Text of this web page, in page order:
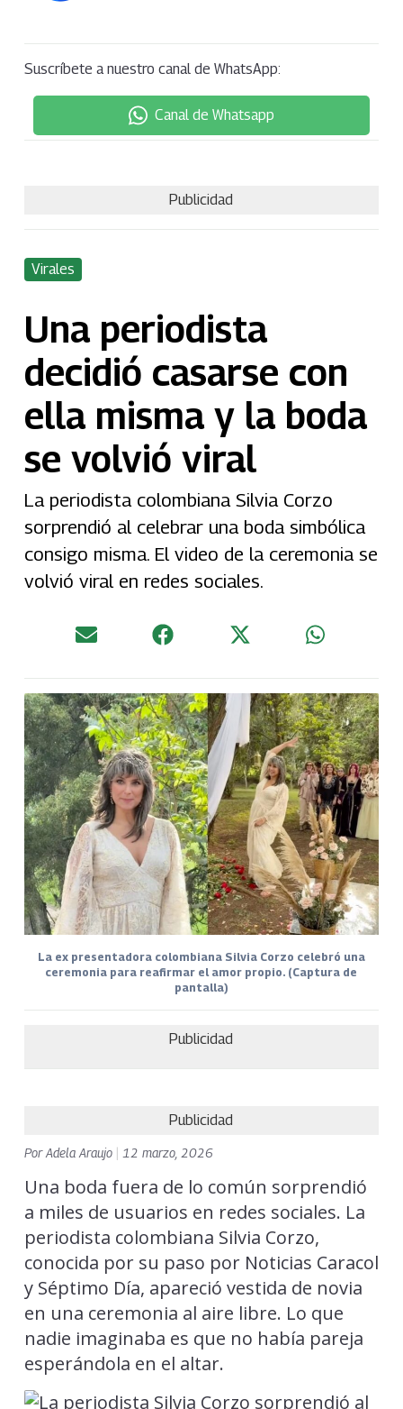
Suscríbete a nuestro canal de WhatsApp:
Canal de Whatsapp
Publicidad
Virales
Una periodista
decidió casarse con
ella misma y la boda
se volvió viral
La periodista colombiana Silvia Corzo
sorprendió al celebrar una boda simbólica
consigo misma. El video de la ceremonia se
volvió viral en redes sociales.
La ex presentadora colombiana Silvia Corzo celebró una
ceremonia para reafirmar el amor propio. (Captura de
pantalla)
Publicidad
Publicidad
PorAdela Araujo 12 marzo, 2026
Una boda fuera de lo común sorprendió
a miles de usuarios en redes sociales. La
periodista colombiana Silvia Corzo,
conocida por su paso por Noticias Caracol
y Séptimo Día, apareció vestida de novia
en una ceremonia al aire libre. Lo que
nadie imaginaba es que no había pareja
esperándola en el altar.